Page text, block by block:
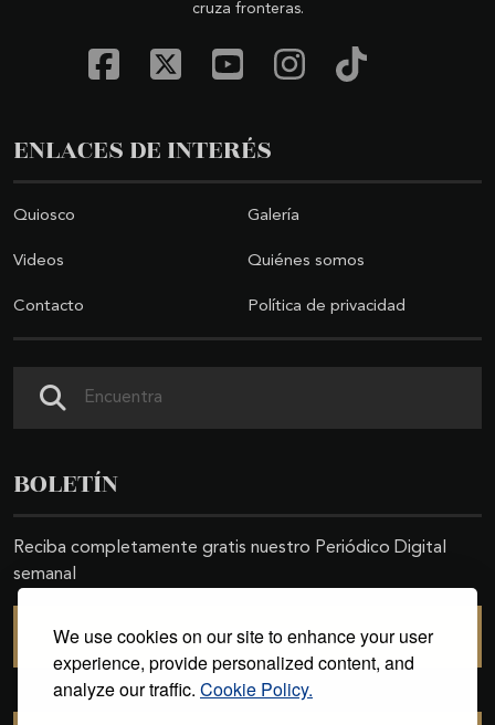
We use cookies on our site to enhance your user
experience, provide personalized content, and
analyze our traffic. Cookie Policy.
cruza fronteras.
ENLACES DE INTERÉS
Quiosco Galería
Videos Quiénes somos
Contacto Política de privacidad
BOLETÍN
Reciba completamente gratis nuestro Periódico Digital
semanal
SUSCRIBIRSE